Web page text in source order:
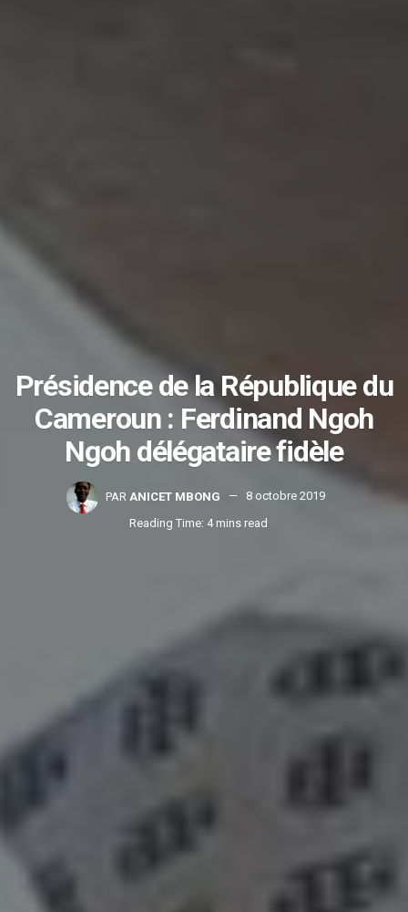
Présidence de la République du
Cameroun : Ferdinand Ngoh
Ngoh délégataire fidèle
PAR ANICET MBONG
8 octobre 2019
Reading Time: 4 mins read